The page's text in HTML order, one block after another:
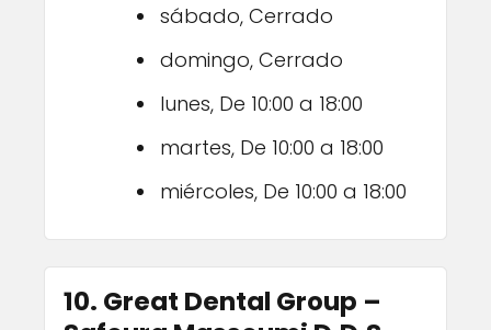
sábado, Cerrado
domingo, Cerrado
lunes, De 10:00 a 18:00
martes, De 10:00 a 18:00
miércoles, De 10:00 a 18:00
10. Great Dental Group –